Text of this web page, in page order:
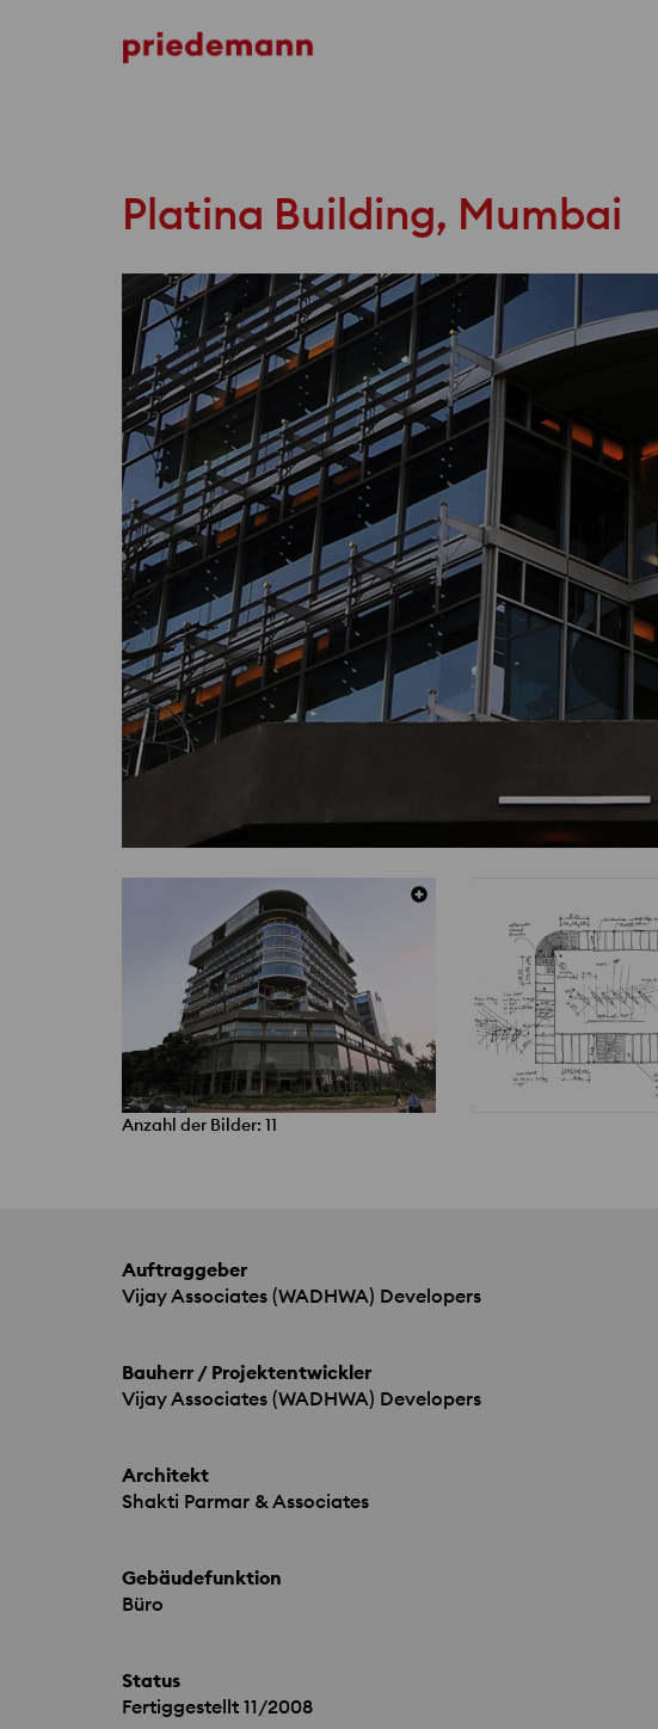
Philips HQ
Platina Building, Mumbai
Anzahl der Bilder: 11
Auftraggeber
Vijay Associates (WADHWA) Developers
Bauherr / Projektentwickler
Vijay Associates (WADHWA) Developers
Architekt
Shakti Parmar & Associates
Gebäudefunktion
Büro
Status
Fertiggestellt 11/2008